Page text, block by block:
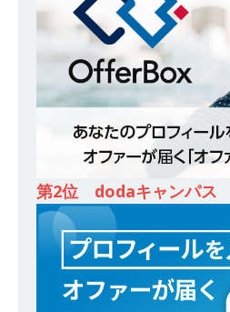
[ 2026年5月14
除・面接確約!!
務限定 ｜ 世界
住宅販売をリー
件販売までを担
130日・土日祝
明豊エンタープ
[ 2026年5月14
除・面接確約!!
務・転勤なし ｜
第2位 dodaキャンパス